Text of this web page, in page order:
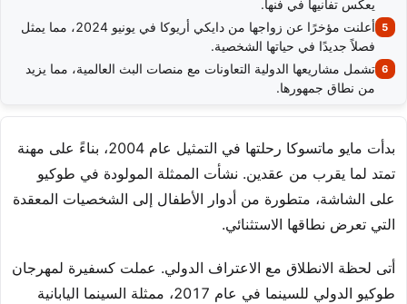
يعكس تفانيها في فنها.
أعلنت مؤخرًا عن زواجها من دايكي أريوكا في يونيو 2024، مما يمثل
فصلاً جديدًا في حياتها الشخصية.
تشمل مشاريعها الدولية التعاونات مع منصات البث العالمية، مما يزيد
من نطاق جمهورها.
بدأت مايو ماتسوكا رحلتها في التمثيل عام 2004، بناءً على مهنة
تمتد لما يقرب من عقدين. نشأت الممثلة المولودة في طوكيو
على الشاشة، متطورة من أدوار الأطفال إلى الشخصيات المعقدة
التي تعرض نطاقها الاستثنائي.
أتى لحظة الانطلاق مع الاعتراف الدولي. عملت كسفيرة لمهرجان
طوكيو الدولي للسينما في عام 2017، ممثلة السينما اليابانية